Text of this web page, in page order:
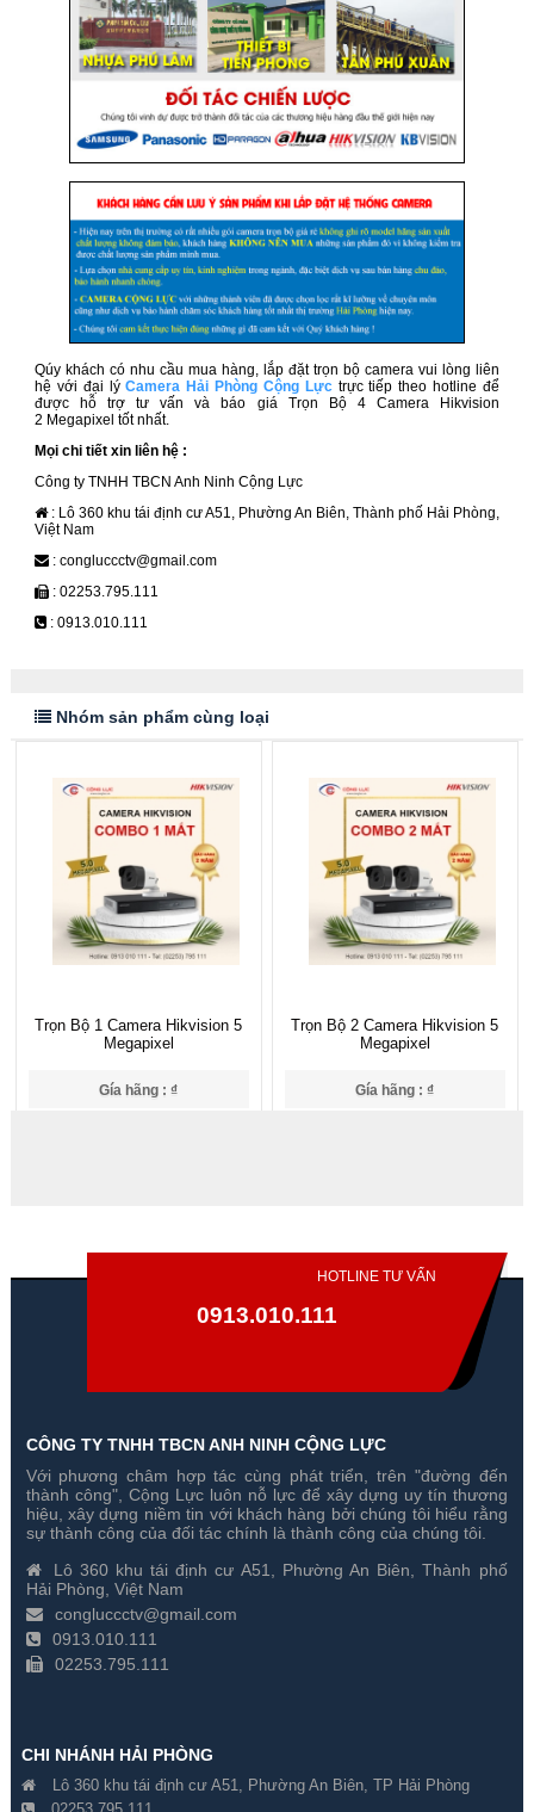
Qúy khách có nhu cầu mua hàng, lắp đặt trọn bộ camera vui lòng liên
hệ với đại lýCamera Hải Phòng Cộng Lực trực tiếp theo hotline để
được hỗ trợ tư vấn và báo giá Trọn Bộ 4 Camera Hikvision
2 Megapixel tốt nhất.
Mọi chi tiết xin liên hệ :
Công ty TNHH TBCN Anh Ninh Cộng Lực
: Lô 360 khu tái định cư A51, Phường An Biên, Thành phố Hải Phòng,
Việt Nam
: congluccctv@gmail.com
: 02253.795.111
: 0913.010.111
Nhóm sản phẩm cùng loại
Trọn Bộ 1 Camera Hikvision 5
Megapixel
Gía hãng : ₫
Trọn Bộ 2 Camera Hikvision 5
Megapixel
Gía hãng : ₫
Trọn Bộ 3 Camera Hikvision 5
Megapixel
Gía hãng : ₫
₫
Trọn Bộ 4 Camera Hikvision 5
Megapixel
Gía hãng : ₫
₫
HOTLINE TƯ VẤN
0913.010.111
CÔNG TY TNHH TBCN ANH NINH CỘNG LỰC
Với phương châm hợp tác cùng phát triển, trên "đường đến
thành công", Cộng Lực luôn nỗ lực để xây dựng uy tín thương
hiệu, xây dựng niềm tin với khách hàng bởi chúng tôi hiểu rằng
sự thành công của đối tác chính là thành công của chúng tôi.
Lô 360 khu tái định cư A51, Phường An Biên, Thành phố
Hải Phòng, Việt Nam
congluccctv@gmail.com
0913.010.111
02253.795.111
CHI NHÁNH HẢI PHÒNG
Lô 360 khu tái định cư A51, Phường An Biên, TP Hải Phòng